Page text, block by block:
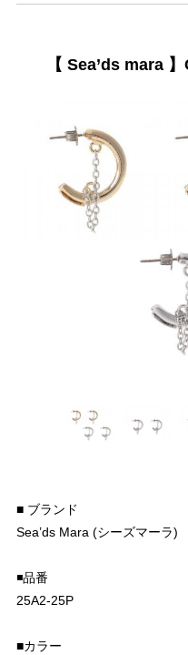
【 Sea’ds mara
■ ブランド
Sea’ds Mara (シーズマーラ)
◾️品番
25A2-25P
■カラー